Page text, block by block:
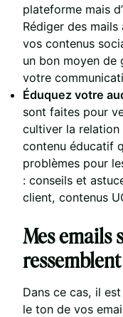
plateforme mais
Rédiger des
vos contenus
un bon moyen de
votre
Éduquez votre
sont faites pour
cultiver la relation
contenu éducatif
problèmes pour
: conseils et
client, contenus
Mes emails
Dans ce cas, il
le ton de vos